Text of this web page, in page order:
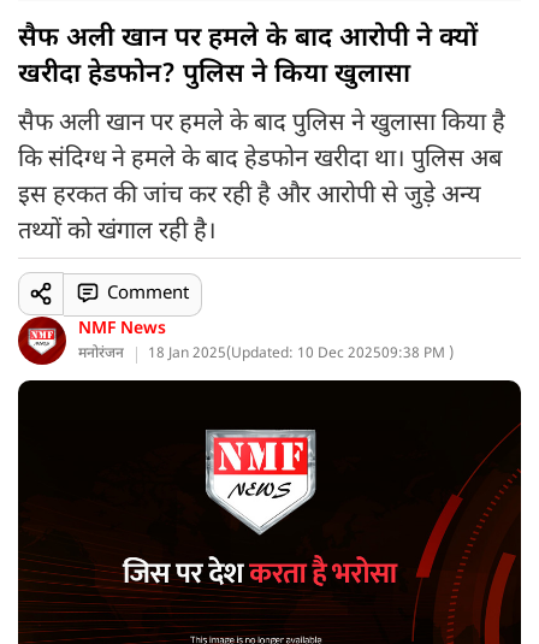
सैफ अली खान पर हमले के बाद आरोपी ने क्यों
खरीदा हेडफोन? पुलिस ने किया खुलासा
सैफ अली खान पर हमले के बाद पुलिस ने खुलासा किया है
कि संदिग्ध ने हमले के बाद हेडफोन खरीदा था। पुलिस अब
इस हरकत की जांच कर रही है और आरोपी से जुड़े अन्य
तथ्यों को खंगाल रही है।
NMF News
मनोरंजन 18 Jan 2025(Updated: 10 Dec 202509:38 PM )
Comment